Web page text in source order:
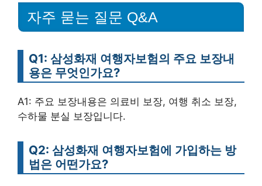
자주 묻는 질문 Q&A
Q1: 삼성화재 여행자보험의 주요 보장내
용은 무엇인가요?
A1: 주요 보장내용은 의료비 보장, 여행 취소 보장,
수하물 분실 보장입니다.
Q2: 삼성화재 여행자보험에 가입하는 방
법은 어떤가요?